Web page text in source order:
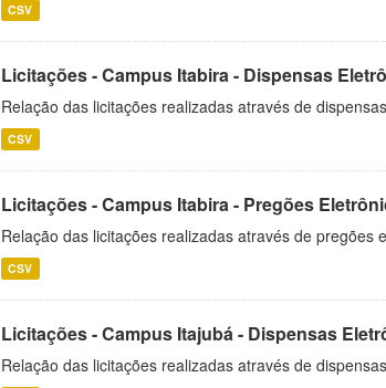
CSV
Licitações - Campus Itabira - Dispensas
Relação das licitações realizadas através de
CSV
Licitações - Campus Itabira - Pregões
Relação das licitações realizadas através de pregões
CSV
Licitações - Campus Itajubá - Dispensas
Relação das licitações realizadas através de